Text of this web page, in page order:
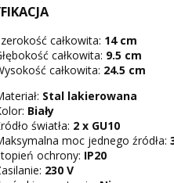
całkowita: 14 cm
całkowita: 9.5 cm
całkowita: 24.5 cm
Stal lakierowana
Biały
światła: 2 x GU10
moc jednego źródła:
ochrony: IP20
230 V